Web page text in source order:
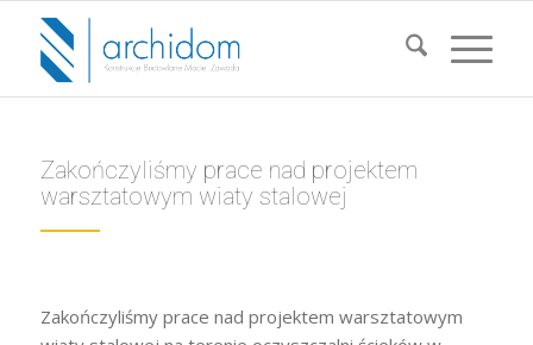
Zakończyliśmy prace nad projektem
warsztatowym wiaty stalowej
Zakończyliśmy prace nad projektem warsztatowym